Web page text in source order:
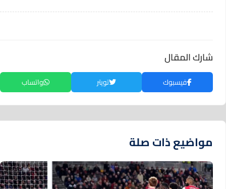
شارك المقال
فيسبوك تويتر واتساب
مواضيع ذات صلة